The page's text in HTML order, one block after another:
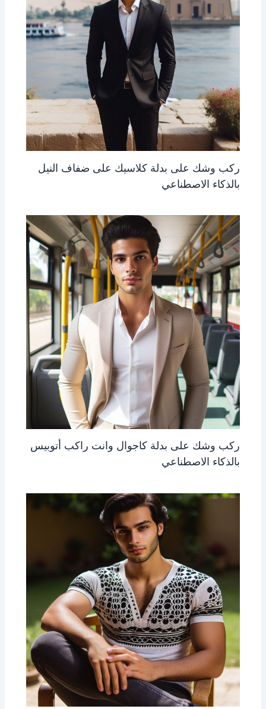
ركب وشك على بدلة كلاسيك على ضفاف النيل
بالذكاء الاصطناعي
ركب وشك على بدلة كاجوال وانت راكب أتوبيس
بالذكاء الاصطناعي